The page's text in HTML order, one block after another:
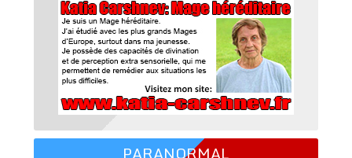
PARANORMAL